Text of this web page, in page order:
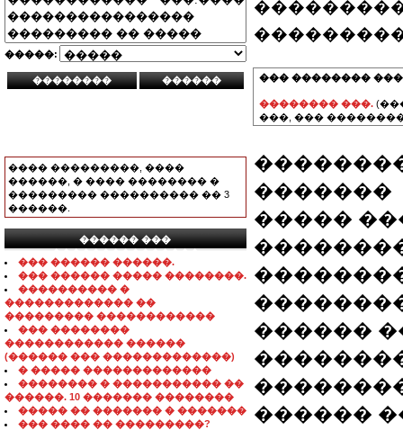
�����:
���� ���������, ����
������, � ���� �������� �
��������� ���������� �� 3
������.
������ ���
���������������
��� ������ ������.
��� ������ ����� ��������.
���������� �
������������� ��
��������� ������������
��� ��������
������������ ������
(������ ��� �������������)
� ����� �������������
�������� � ����������� ��
������. 10 ������� ��������
����� �� ������� � �������
��� ���� �� ���������?
��� ��������
�������� ���.
���, ���
�������
�����
������
������